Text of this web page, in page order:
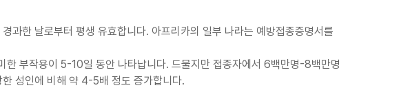
과한 날로부터 평생 유효합니다. 아프리카의 일부 나라는 예방접종증명서를
부작용이 5-10일 동안 나타납니다. 드물지만 접종자에서 6백만명-8백만명
성인에 비해 약 4-5배 정도 증가합니다.